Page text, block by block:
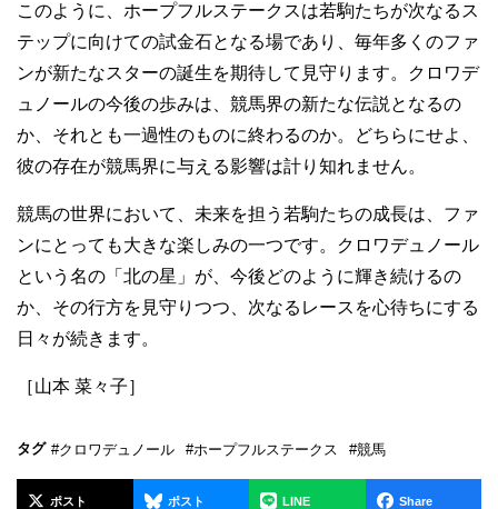
このように、ホープフルステークスは若駒たちが次なるス
テップに向けての試金石となる場であり、毎年多くのファ
ンが新たなスターの誕生を期待して見守ります。クロワデ
ュノールの今後の歩みは、競馬界の新たな伝説となるの
か、それとも一過性のものに終わるのか。どちらにせよ、
彼の存在が競馬界に与える影響は計り知れません。
競馬の世界において、未来を担う若駒たちの成長は、ファ
ンにとっても大きな楽しみの一つです。クロワデュノール
という名の「北の星」が、今後どのように輝き続けるの
か、その行方を見守りつつ、次なるレースを心待ちにする
日々が続きます。
［山本 菜々子］
タグ #クロワデュノール #ホープフルステークス #競馬
ポスト ポスト LINE Share